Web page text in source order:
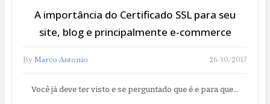
A importância do Certificado SSL para seu
site, blog e principalmente e-commerce
By Marco Antonio 26/10/2017
Você já deve ter visto e se perguntado que é e para que…